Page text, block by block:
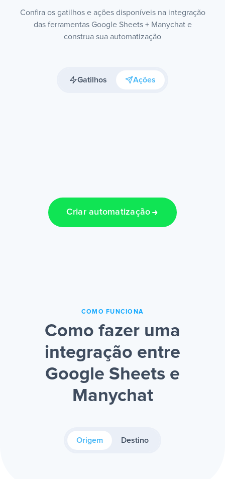
Confira os gatilhos e ações disponíveis na integração
das ferramentas Google Sheets + Manychat e
construa sua automatização
Gatilhos Ações
Criar automatização
COMO FUNCIONA
Como fazer uma
integração entre
Google Sheets e
Manychat
Origem Destino